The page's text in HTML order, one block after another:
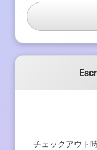
チェックアウト